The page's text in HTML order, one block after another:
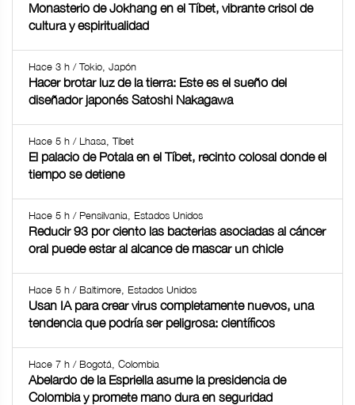
Monasterio de Jokhang en el Tíbet, vibrante crisol de
cultura y espiritualidad
Hace 3 h / Tokio, Japón
Hacer brotar luz de la tierra: Este es el sueño del
diseñador japonés Satoshi Nakagawa
Hace 5 h / Lhasa, Tíbet
El palacio de Potala en el Tíbet, recinto colosal donde el
tiempo se detiene
Hace 5 h / Pensilvania, Estados Unidos
Reducir 93 por ciento las bacterias asociadas al cáncer
oral puede estar al alcance de mascar un chicle
Hace 5 h / Baltimore, Estados Unidos
Usan IA para crear virus completamente nuevos, una
tendencia que podría ser peligrosa: científicos
Hace 7 h / Bogotá, Colombia
Abelardo de la Espriella asume la presidencia de
Colombia y promete mano dura en seguridad